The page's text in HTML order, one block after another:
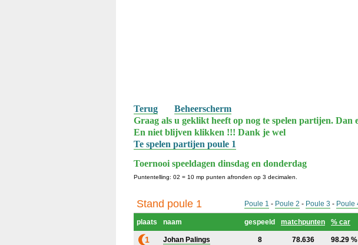
Terug
Beheerscherm
Graag als u geklikt heeft op nog te spelen partijen. Dan
En niet blijven klikken !!! Dank je wel
Te spelen partijen poule 1
Toernooi speeldagen dinsdag en donderdag
Puntentelling: 02 = 10 mp punten afronden op 3 decimalen.
Stand poule 1 Poule 1 - Poule 2 - Poule 3 - Poule
plaats naam gespeeld matchpunten % car
1 Johan Palings 8 78.636 98.29 %